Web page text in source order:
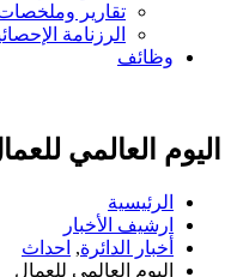
تقارير وملخصات
الرزنامة
وظائف
اليوم العالمي
الرئيسية
ارشيف الأخبار
أخبار الدائرة, احداث
اليوم العالمي للعمال